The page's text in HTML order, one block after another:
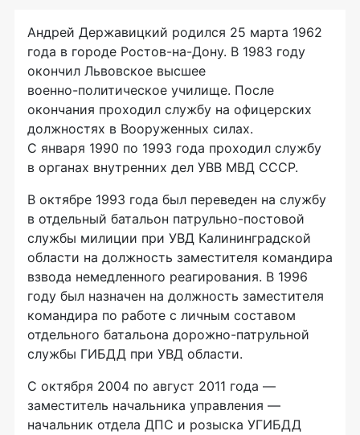
Андрей Державицкий родился 25 марта 1962
года в городе Ростов-на-Дону. В 1983 году
окончил Львовское высшее
военно-политическое училище. После
окончания проходил службу на офицерских
должностях в Вооруженных силах.
С января 1990 по 1993 года проходил службу
в органах внутренних дел УВВ МВД СССР.
В октябре 1993 года был переведен на службу
в отдельный батальон патрульно-постовой
службы милиции при УВД Калининградской
области на должность заместителя командира
взвода немедленного реагирования. В 1996
году был назначен на должность заместителя
командира по работе с личным составом
отдельного батальона дорожно-патрульной
службы ГИБДД при УВД области.
С октября 2004 по август 2011 года —
заместитель начальника управления —
начальник отдела ДПС и розыска УГИБДД